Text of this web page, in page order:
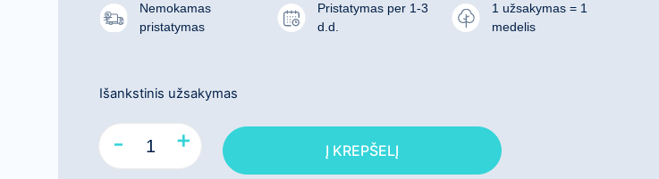
Nemokamas
pristatymas
Pristatymas per 1-3
d.d.
1 užsakymas = 1
medelis
Išankstinis užsakymas
- + Į KREPŠELĮ